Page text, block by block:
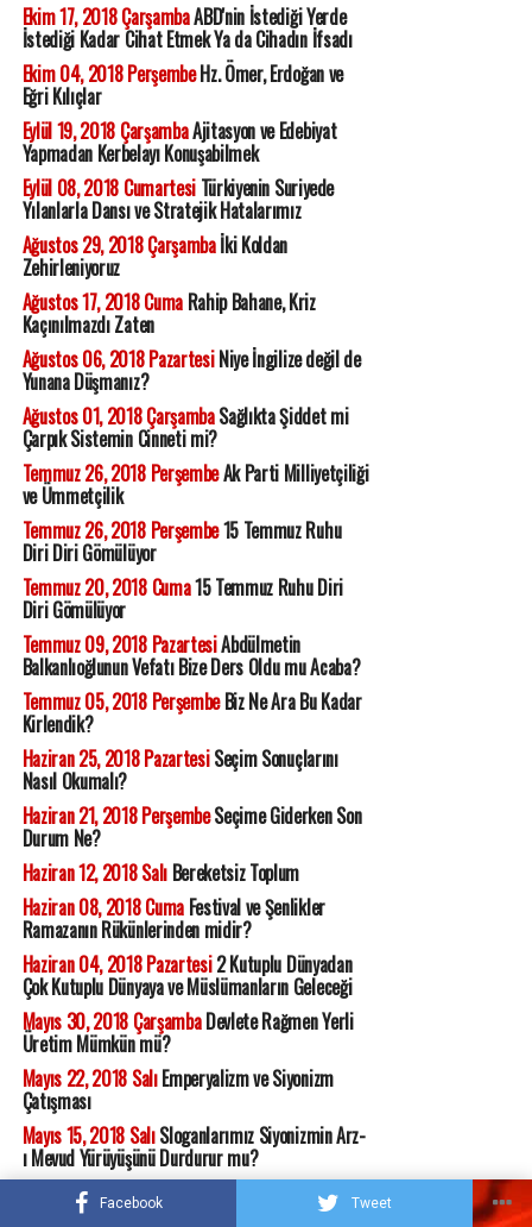
Facebook Tweet
Ekim 17, 2018 ÇarşambaABD'nin İstediği Yerde
İstediği Kadar Cihat Etmek Ya da Cihadın İfsadı
Ekim 04, 2018 PerşembeHz. Ömer, Erdoğan ve
Eğri Kılıçlar
Eylül 19, 2018 ÇarşambaAjitasyon ve Edebiyat
Yapmadan Kerbelayı Konuşabilmek
Eylül 08, 2018 CumartesiTürkiyenin Suriyede
Yılanlarla Dansı ve Stratejik Hatalarımız
Ağustos 29, 2018 Çarşambaİki Koldan
Zehirleniyoruz
Ağustos 17, 2018 CumaRahip Bahane, Kriz
Kaçınılmazdı Zaten
Ağustos 06, 2018 PazartesiNiye İngilize değil de
Yunana Düşmanız?
Ağustos 01, 2018 ÇarşambaSağlıkta Şiddet mi
Çarpık Sistemin Cinneti mi?
Temmuz 26, 2018 PerşembeAk Parti Milliyetçiliği
ve Ümmetçilik
Temmuz 26, 2018 Perşembe15 Temmuz Ruhu
Diri Diri Gömülüyor
Temmuz 20, 2018 Cuma15 Temmuz Ruhu Diri
Diri Gömülüyor
Temmuz 09, 2018 PazartesiAbdülmetin
Balkanlıoğlunun Vefatı Bize Ders Oldu mu Acaba?
Temmuz 05, 2018 PerşembeBiz Ne Ara Bu Kadar
Kirlendik?
Haziran 25, 2018 PazartesiSeçim Sonuçlarını
Nasıl Okumalı?
Haziran 21, 2018 PerşembeSeçime Giderken Son
Durum Ne?
Haziran 12, 2018 SalıBereketsiz Toplum
Haziran 08, 2018 CumaFestival ve Şenlikler
Ramazanın Rükünlerinden midir?
Haziran 04, 2018 Pazartesi2 Kutuplu Dünyadan
Çok Kutuplu Dünyaya ve Müslümanların Geleceği
Mayıs 30, 2018 ÇarşambaDevlete Rağmen Yerli
Üretim Mümkün mü?
Mayıs 22, 2018 SalıEmperyalizm ve Siyonizm
Çatışması
Mayıs 15, 2018 SalıSloganlarımız Siyonizmin Arz-
ı Mevud Yürüyüşünü Durdurur mu?
Mayıs 11, 2018 Cuma
Demokrasi Denen Çadır
Tiyatrosu